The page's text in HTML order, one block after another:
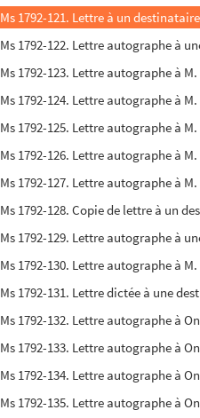
Ms 1792-121. Lettre à un
Ms 1792-122. Lettre autographe à
Ms 1792-123. Lettre autographe à
Ms 1792-124. Lettre autographe à
Ms 1792-125. Lettre autographe à
Ms 1792-126. Lettre autographe à
Ms 1792-127. Lettre autographe à
Ms 1792-128. Copie de lettre à un
Ms 1792-129. Lettre autographe à
Ms 1792-130. Lettre autographe à
Ms 1792-131. Lettre dictée à une
Ms 1792-132. Lettre autographe à
Ms 1792-133. Lettre autographe à
Ms 1792-134. Lettre autographe à
Ms 1792-135. Lettre autographe à